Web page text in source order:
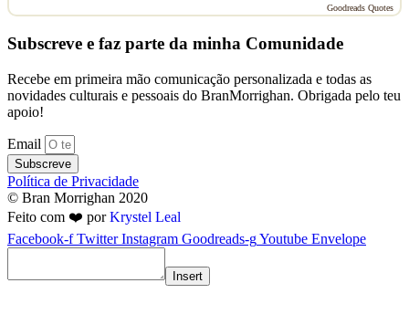
Goodreads Quotes
Subscreve e faz parte da minha Comunidade
Recebe em primeira mão comunicação personalizada e todas as
novidades culturais e pessoais do BranMorrighan. Obrigada pelo teu
apoio!
Email
Subscreve
Política de Privacidade
© Bran Morrighan 2020
Feito com ❤️ porKrystel Leal
Facebook-f Twitter Instagram Goodreads-gYoutube Envelope
Insert